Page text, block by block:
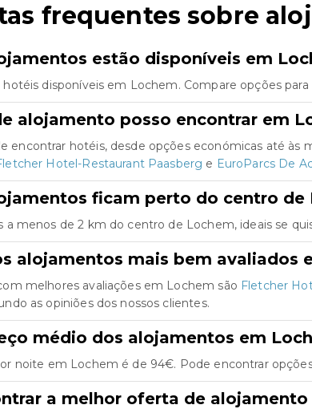
frequentes sobre
estão disponíveis em
disponíveis em Lochem. Compare opções
alojamento posso encontrar em
encontrar hotéis, desde opções económicas até às
Hotel-Restaurant Paasberg e EuroParcs De
ficam perto do centro de
a menos de 2 km do centro de Lochem, ideais se
alojamentos mais bem avaliados
melhores avaliações em Lochem são Fletcher
as opiniões dos nossos clientes.
médio dos alojamentos em
noite em Lochem é de 94€. Pode encontrar
a melhor oferta de alojamento